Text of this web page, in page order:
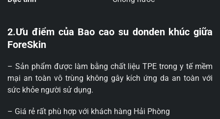
2.Ưu điểm của Bao cao su donden khúc giữa
ForeSkin
– Sản phẩm được làm bằng chất liệu TPE trong y tế mềm
mại an toàn vô trùng không gây kích ứng da an toàn với
sức khỏe người sử dụng.
– Giá rẻ rất phù hợp với khách hàng Hải Phòng